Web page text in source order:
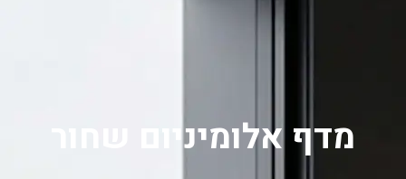
מדף אלומיניום שחור